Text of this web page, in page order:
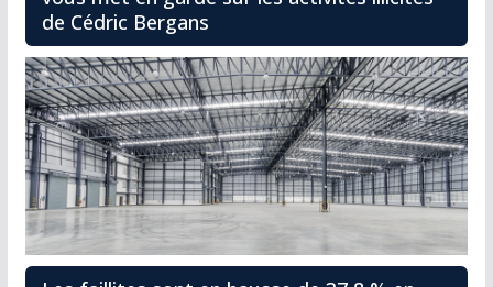
de Cédric Bergans